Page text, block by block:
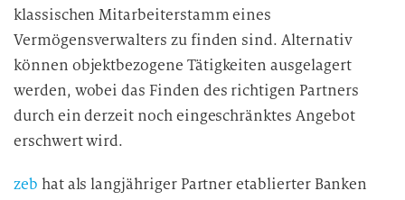
klassischen Mitarbeiterstamm eines
Vermögensverwalters zu finden sind. Alternativ
können objektbezogene Tätigkeiten ausgelagert
werden, wobei das Finden des richtigen Partners
durch ein derzeit noch eingeschränktes Angebot
erschwert wird.
zeb hat als langjähriger Partner etablierter Banken